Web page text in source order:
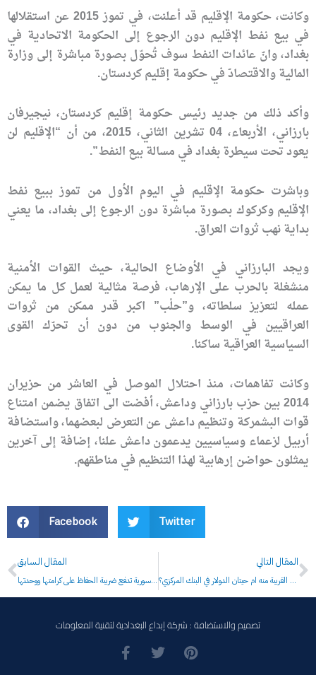
وكانت، حكومة الإقليم قد أعلنت، في تموز 2015 عن استقلالها
في بيع نفط الإقليم دون الرجوع إلى الحكومة الاتحادية في
بغداد، وانّ عائدات النفط سوف تُحوّل بصورة مباشرة إلى وزارة
المالية والاقتصادّ في حكومة إقليم كردستان.
وأكد ذلك من جديد رئيس حكومة إقليم كردستان، نيجيرفان
بارزاني، ‏الأربعاء‏، 04‏ تشرين الثاني‏، 2015، من أن “الإقليم لن
يعود تحت سيطرة بغداد في مسالة بيع النفط”.
وباشرت حكومة الإقليم في اليوم الأول من تموز ببيع نفط
الإقليم وكركوك بصورة مباشرة دون الرجوع إلى بغداد، ما يعني
بداية نهب ثروات العراق.
ويجد البارزاني في الأوضاع الحالية، حيث القوات الأمنية
منشغلة بالحرب على الإرهاب، فرصة مثالية لعمل كل ما يمكن
عمله لتعزيز سلطاته، و”حلْب” اكبر قدر ممكن من ثروات
العراقيين في الوسط والجنوب من دون أن تحرّك القوى
السياسية العراقية ساكنا.
وكانت تفاهمات، منذ احتلال الموصل في العاشر من حزيران
2014 بين حزب بارزاني وداعش، أفضت الى اتفاق يضمن امتناع
قوات البشمركة وتنظيم داعش عن التعرض لبعضهما، واستضافة
أربيل لزعماء وسياسيين يدعمون داعش علنا، إضافة إلى آخرين
يمثلون حواضن إرهابية لهذا التنظيم في مناطقهم.
Facebook Twitter
Prev
المقال السابق
مفتي الجمهورية العربية السورية: سورية تدفع ضريبة الحفاظ على كرامتها ووحدتها
المقال التالي
تمارا الجلبي تخلف والدها في رئاسة حزبهمن قتل احمد الجلبي؟ الحلقة القريبة منه ام حيتان الدولار في البنك المركزي؟
تصميم والاستضافة : شركة إبداع البغدادية لتقنية المعلومات
F
a
T P
i